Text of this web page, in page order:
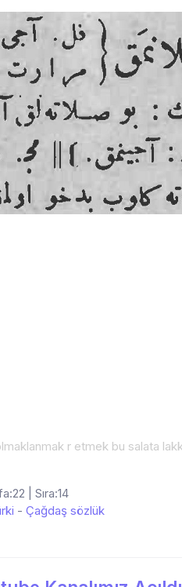
r etmek bu salata
| Sıra:14
- Çağdaş sözlük